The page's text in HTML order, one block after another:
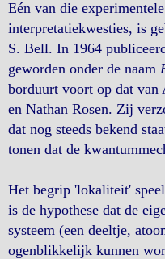
Eén van die
interpretatiekwesties, is
S. Bell. In 1964
geworden onder de naam
borduurt voort op dat
en Nathan Rosen. Zij
dat nog steeds bekend
tonen dat de
Het begrip 'lokaliteit'
is de hypothese dat de
systeem (een deeltje,
ogenblikkelijk kunnen